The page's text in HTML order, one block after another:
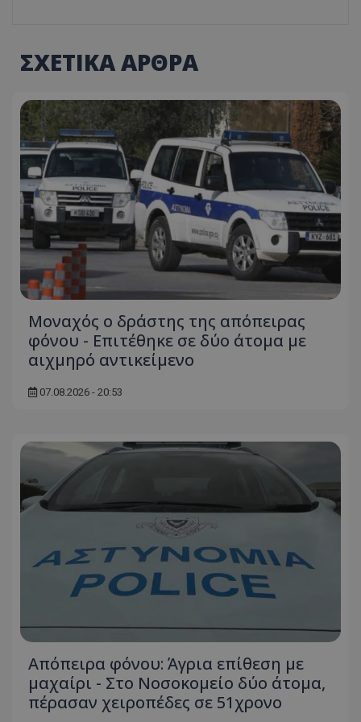
ΣΧΕΤΙΚΑ ΑΡΘΡΑ
Μοναχός ο δράστης της απόπειρας
φόνου - Επιτέθηκε σε δύο άτομα με
αιχμηρό αντικείμενο
07.08.2026 - 20:53
Απόπειρα φόνου: Άγρια επίθεση με
μαχαίρι - Στο Νοσοκομείο δύο άτομα,
πέρασαν χειροπέδες σε 51χρονο